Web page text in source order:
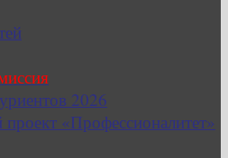
2026
«Профессионалитет»